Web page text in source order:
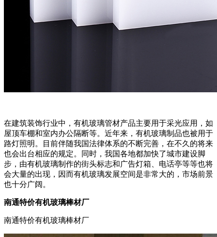
在建筑装饰行业中，有机玻璃管材产品主要用于采光应用，如
屋顶车棚和室内办公隔断等。近年来，有机玻璃制品也被用于
路灯照明。目前伴随我国法律体系的不断完善，在不久的将来
也会出台相应的规定。同时，我国各地都加快了城市建设脚
步，由有机玻璃制作的街头标志和广告灯箱、电话亭等等也将
会大量的出现，因而有机玻璃发展空间是非常大的，市场前景
也十分广阔。
南通特价有机玻璃棒材厂
南通特价有机玻璃棒材厂